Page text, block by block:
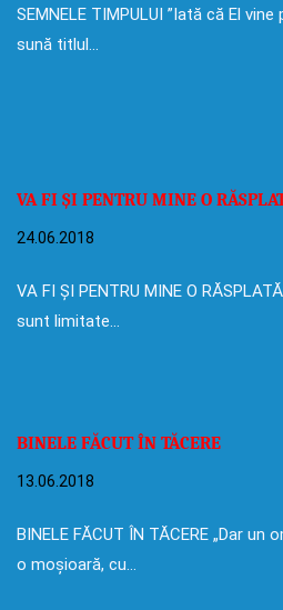
SEMNELE TIMPULUI ”Iată că El
sună titlul…
VA FI ȘI PENTRU MINE O
24.06.2018
VA FI ȘI PENTRU MINE O
sunt limitate…
BINELE FĂCUT ÎN TĂCERE
13.06.2018
BINELE FĂCUT ÎN TĂCERE „Dar
o moșioară, cu…